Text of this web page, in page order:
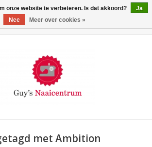
met Ambition
onze website te verbeteren. Is dat akkoord?
Ja
Nee
Meer over cookies »